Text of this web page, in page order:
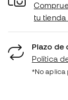
tu
Plazo de
Política
*No aplica